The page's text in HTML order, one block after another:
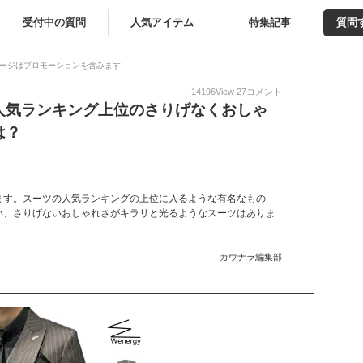
受付中の質問 人気アイテム 特集記事 質問
ジはプロモーションを含みます
14196View 27コメント
ランキング上位のさりげなくおしゃ
。スーツの人気ランキングの上位に入るような有名なもの
さりげないおしゃれさがキラリと光るようなスーツはありま
カウナラ編集部